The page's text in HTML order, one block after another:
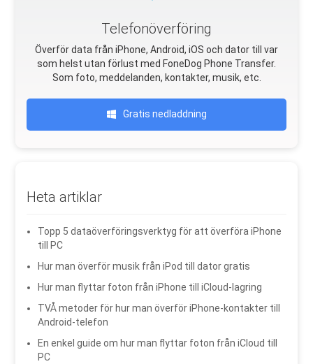
Telefonöverföring
Överför data från iPhone, Android, iOS och dator till var
som helst utan förlust med FoneDog Phone Transfer.
Som foto, meddelanden, kontakter, musik, etc.
Gratis nedladdning
Heta artiklar
Topp 5 dataöverföringsverktyg för att överföra iPhone
till PC
Hur man överför musik från iPod till dator gratis
Hur man flyttar foton från iPhone till iCloud-lagring
TVÅ metoder för hur man överför iPhone-kontakter till
Android-telefon
En enkel guide om hur man flyttar foton från iCloud till
PC